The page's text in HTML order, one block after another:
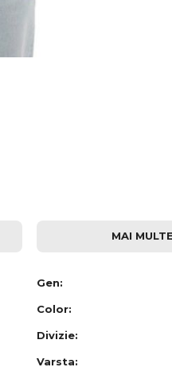
MAI
Gen:
Color:
Divizie:
Varsta: